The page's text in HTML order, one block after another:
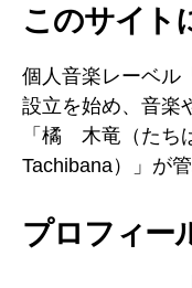
ン
ル
このサイト
個人音楽レーベル
設立を始め、音楽
「橘 木竜（たち
Tachibana）」が
プロフィー